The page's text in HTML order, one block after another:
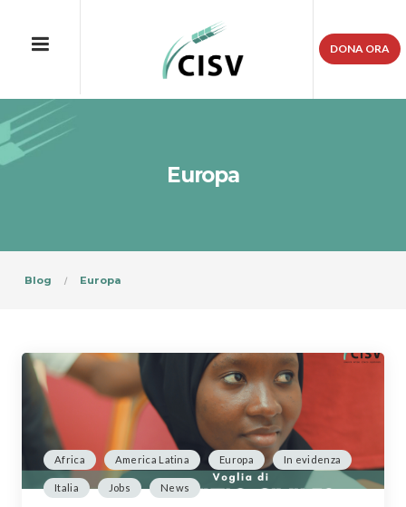
DONA ORA
Europa
Blog Europa
Africa America Latina Europa In evidenza
Italia Jobs News